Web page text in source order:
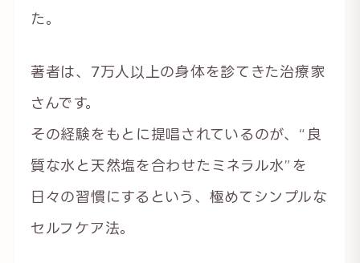
た。
著者は、7万人以上の身体を診てきた治療家
さんです。
その経験をもとに提唱されているのが、“良
質な水と天然塩を合わせたミネラル水”を
日々の習慣にするという、極めてシンプルな
セルフケア法。